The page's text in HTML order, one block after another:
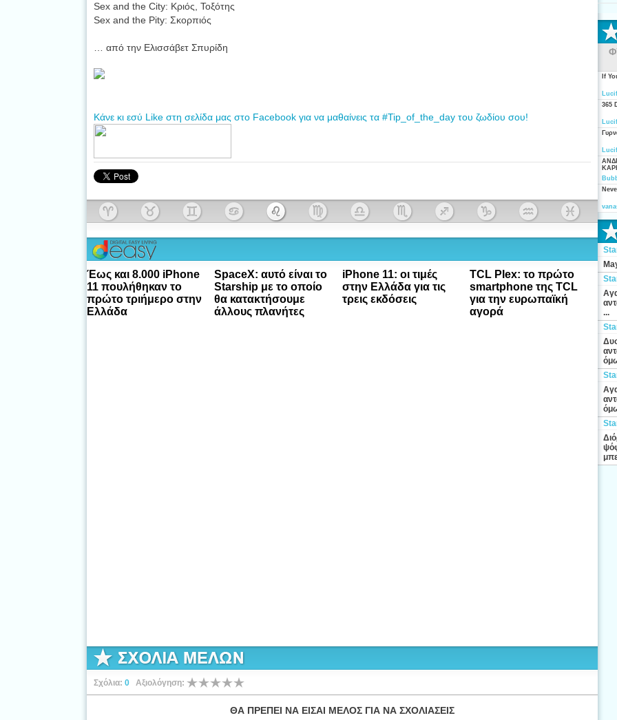
Sex and the City: Κριός, Τοξότης
Sex and the Pity: Σκορπιός
… από την Ελισσάβετ Σπυρίδη
Κάνε κι εσύ Like στη σελίδα μας στο Facebook για να μαθαίνεις τα #Tip_of_the_day του ζωδίου σου!
Έως και 8.000 iPhone
11 πουλήθηκαν το
πρώτο τριήμερο στην
Ελλάδα
SpaceX: αυτό είναι το
Starship με το οποίο
θα κατακτήσουμε
άλλους πλανήτες
iPhone 11: οι τιμές
στην Ελλάδα για τις
τρεις εκδόσεις
TCL Plex: το πρώτο
smartphone της TCL
για την ευρωπαϊκή
αγορά
Σχόλια: 0 Αξιολόγηση:
ΘΑ ΠΡΕΠΕΙ ΝΑ ΕΙΣΑΙ ΜΕΛΟΣ ΓΙΑ ΝΑ ΣΧΟΛΙΑΣΕΙΣ
If
365
...